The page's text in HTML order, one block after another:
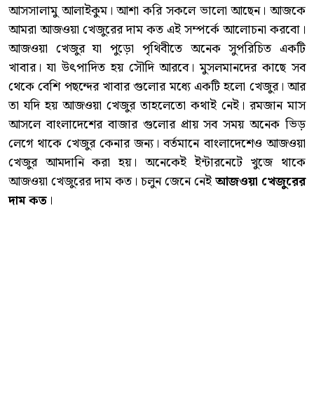
আসসালামু আলাইকুম। আশা করি সকলে ভালো আছেন। আজকে
আমরা আজওয়া খেজুরের দাম কত এই সম্পর্কে আলোচনা করবো।
আজওয়া খেজুর যা পুড়ো পৃথিবীতে অনেক সুপরিচিত একটি
খাবার। যা উৎপাদিত হয় সৌদি আরবে। মুসলমানদের কাছে সব
থেকে বেশি পছন্দের খাবার গুলোর মধ্যে একটি হলো খেজুর। আর
তা যদি হয় আজওয়া খেজুর তাহলেতো কথাই নেই। রমজান মাস
আসলে বাংলাদেশের বাজার গুলোর প্রায় সব সময় অনেক ভিড়
লেগে থাকে খেজুর কেনার জন্য। বর্তমানে বাংলাদেশেও আজওয়া
খেজুর আমদানি করা হয়। অনেকেই ইন্টারনেটে খুজে থাকে
আজওয়া খেজুরের দাম কত। চলুন জেনে নেইআজওয়া খেজুরের
দাম কত ।